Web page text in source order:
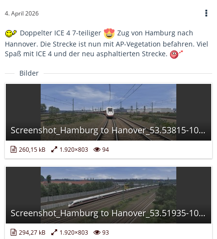
4. April 2026
Doppelter ICE 4 7-teiliger
Zug von Hamburg nach
Hannover. Die Strecke ist nun mit AP-Vegetation befahren. Viel
Spaß mit ICE 4 und der neu asphaltierten Strecke.
Bilder
Screenshot_Hamburg to Hanover_53.53815-10.02364_12-33-32.jpg
260,15 kB 1.920×803 94
Screenshot_Hamburg to Hanover_53.51935-10.01232_12-35-02.jpg
294,27 kB 1.920×803 93